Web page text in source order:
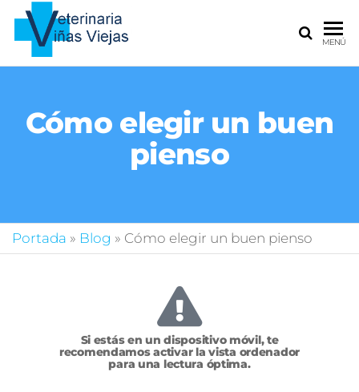
de todas
tus
mascotas
MENÚ
Cómo elegir un buen
pienso
Portada » Blog » Cómo elegir un buen pienso
Si estás en un dispositivo móvil, te
recomendamos activar la vista ordenador
para una lectura óptima.